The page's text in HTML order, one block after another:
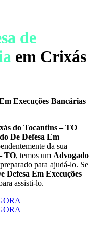
de
em Crixás
Execuções Bancárias
do Tocantins – TO
De Defesa Em
da sua
TO, temos um Advogado
preparado para ajudá-lo. Se
Defesa Em Execuções
assisti-lo.